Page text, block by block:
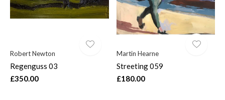
Robert Newton
Regenguss 03
£350.00
Martin Hearne
Streeting 059
£180.00